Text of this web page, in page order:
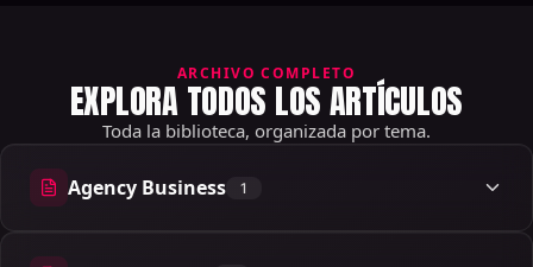
ARCHIVO COMPLETO
EXPLORA TODOS LOS ARTÍCULOS
Toda la biblioteca, organizada por tema.
Agency Business 1
1 artículos